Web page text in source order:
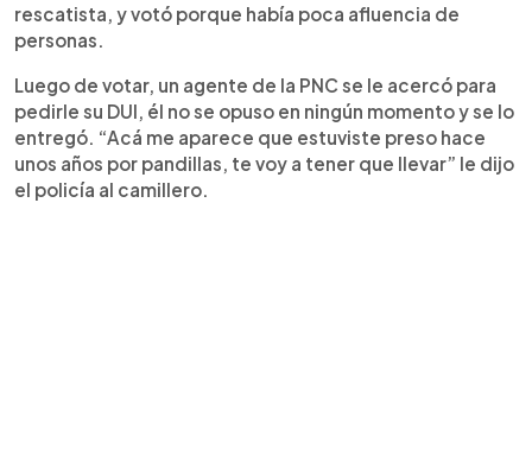
rescatista, y votó porque había poca afluencia de
personas.
Luego de votar, un agente de la PNC se le acercó para
pedirle su DUI, él no se opuso en ningún momento y se lo
entregó. “Acá me aparece que estuviste preso hace
unos años por pandillas, te voy a tener que llevar” le dijo
el policía al camillero.